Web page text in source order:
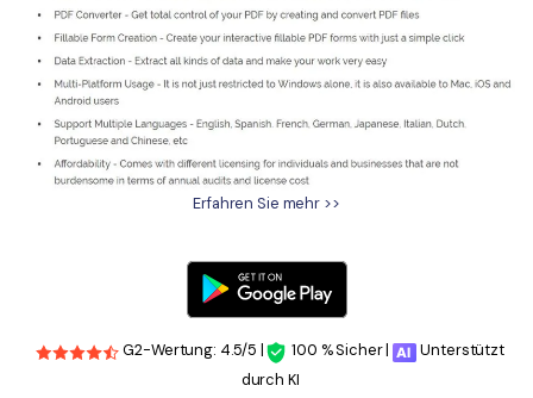
Erfahren Sie mehr >>
G2-Wertung: 4.5/5 | 100 % Sicher |
Unterstützt
durch KI